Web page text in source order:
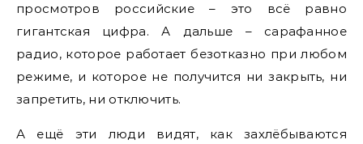
просмотров российские – это всё равно
гигантская цифра. А дальше – сарафанное
радио, которое работает безотказно при любом
режиме, и которое не получится ни закрыть, ни
запретить, ни отключить.
А ещё эти люди видят, как захлёбываются